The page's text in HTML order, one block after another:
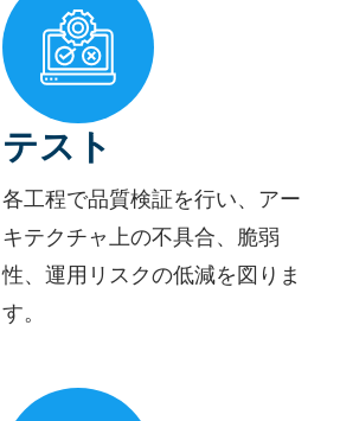
テスト
各工程で品質検証を行い、アー
キテクチャ上の不具合、脆弱
性、運用リスクの低減を図りま
す。